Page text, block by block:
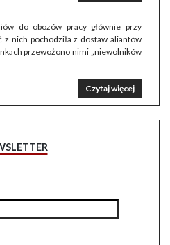
do obozów pracy głównie przy
z nich pochodziła z dostaw aliantów
przewożono nimi „niewolników
Czytaj więcej